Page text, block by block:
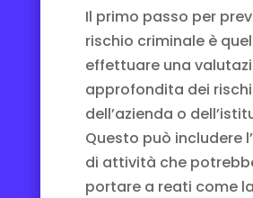
Il primo passo per
rischio criminale è
effettuare una
approfondita dei
dell’azienda o
Questo può includere
di attività che
portare a reati come la